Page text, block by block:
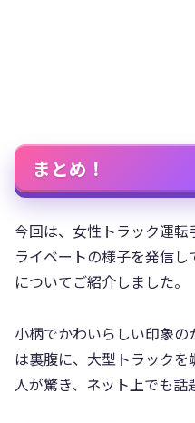
まとめ！
今回は、女性トラック運
ライベートの様子を発信
についてご紹介しました。
小柄でかわいらしい印象
は裏腹に、大型トラック
人が驚き、ネット上でも話